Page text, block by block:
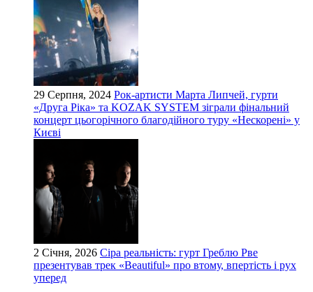
29 Серпня, 2024 Рок-артисти Марта Липчей, гурти
«Друга Ріка» та KOZAK SYSTEM зіграли фінальний
концерт цьогорічного благодійного туру «Нескорені» у
Києві
2 Січня, 2026 Сіра реальність: гурт Греблю Рве
презентував трек «Beautiful» про втому, впертість і рух
уперед